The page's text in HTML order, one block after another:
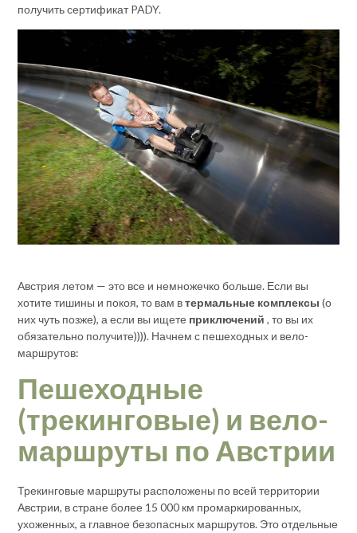
получить сертификат PADY.
Австрия летом — это все и немножечко больше. Если вы
хотите тишины и покоя, то вам втермальные комплексы (о
них чуть позже), а если вы ищете приключений , то вы их
обязательно получите)))). Начнем с пешеходных и вело-
маршрутов:
Пешеходные
(трекинговые) и вело-
маршруты по Австрии
Трекинговые маршруты расположены по всей территории
Австрии, в стране более 15 000 км промаркированных,
ухоженных, а главное безопасных маршрутов. Это отдельные